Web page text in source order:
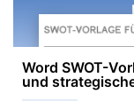
Word SWOT-
und